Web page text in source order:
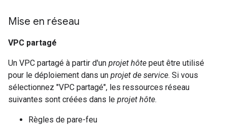
Mise en réseau
VPC partagé
Un VPC partagé à partir d'un projet hôte peut être utilisé
pour le déploiement dans un projet de service. Si vous
sélectionnez "VPC partagé", les ressources réseau
suivantes sont créées dans le projet hôte.
Règles de pare-feu